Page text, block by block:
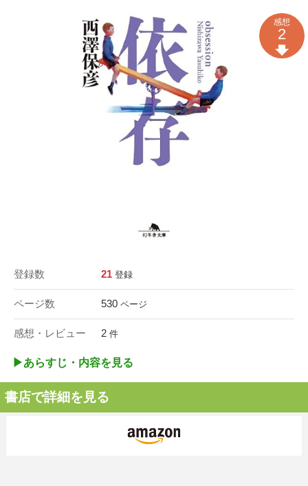
登録数 21 登録
ページ数 530 ページ
感想・レビュー 2 件
感想
2
▶︎あらすじ・内容を見る
書店で詳細を見る